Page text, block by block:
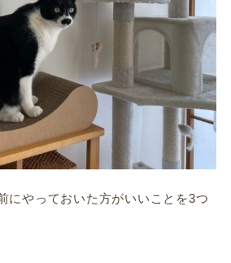
にやっておいた方がいいことを3つ